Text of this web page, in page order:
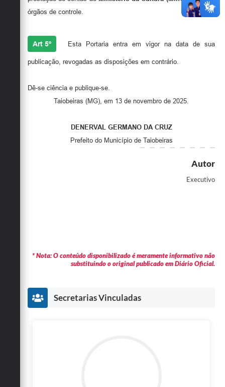
órgãos de controle.
Art 5º Esta Portaria entra em vigor na data de sua
publicação, revogadas as disposições em contrário.
Dê-se ciência e publique-se.
Taiobeiras (MG), em 13 de novembro de 2025.
DENERVAL GERMANO DA CRUZ
Prefeito do Município de Taiobeiras
Autor
Executivo
* Nota: O conteúdo disponibilizado é meramente informativo não
substituindo o original publicado em Diário Oficial.
Secretarias Vinculadas